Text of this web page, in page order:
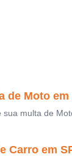
de Moto em
sua multa de
Carro em